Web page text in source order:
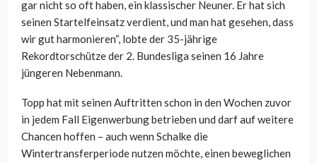
gar nicht so oft haben, ein klassischer Neuner. Er hat sich
seinen Startelfeinsatz verdient, und man hat gesehen, dass
wir gut harmonieren“, lobte der 35-jährige
Rekordtorschütze der 2. Bundesliga seinen 16 Jahre
jüngeren Nebenmann.
Topp hat mit seinen Auftritten schon in den Wochen zuvor
in jedem Fall Eigenwerbung betrieben und darf auf weitere
Chancen hoffen – auch wenn Schalke die
Wintertransferperiode nutzen möchte, einen beweglichen